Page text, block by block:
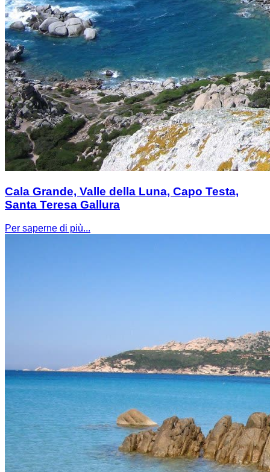
Cala Grande, Valle della Luna, Capo Testa,
Santa Teresa Gallura
Per saperne di più...